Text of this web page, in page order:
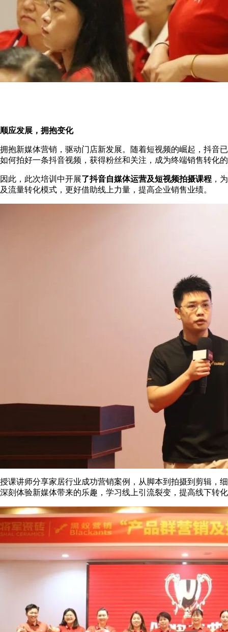
顺应发展，拥抱变化
拥抱新媒体营销，驱动门店新发展。随着短视频的崛起，抖音
如何拍好一条抖音视频，获得粉丝和关注，成为终端销售转化
因此，此次培训中开展了抖音自媒体运营及短视频拍摄课程 ，
及流量转化模式，更好借助线上力量，提高企业销售业绩。
授课讲师分享家居行业成功营销案例，从脚本到拍摄到剪辑，
深刻体验新媒体带来的乐趣，学习线上引流裂变，提高线下转